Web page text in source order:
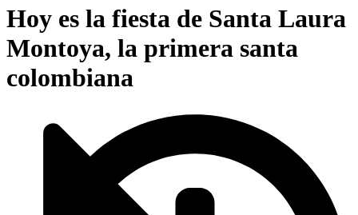
Hoy es la fiesta de Santa Laura
Montoya, la primera santa
colombiana